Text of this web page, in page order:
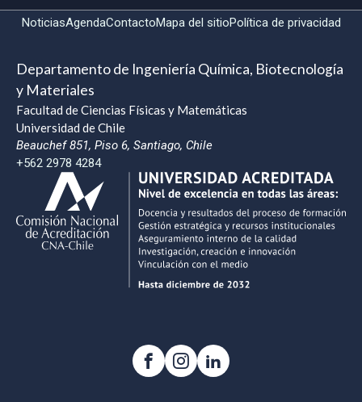
NoticiasAgendaContactoMapa del sitioPolítica de privacidad
Departamento de Ingeniería Química, Biotecnología
y Materiales
Facultad de Ciencias Físicas y Matemáticas
Universidad de Chile
Beauchef 851, Piso 6, Santiago, Chile
+562 2978 4284